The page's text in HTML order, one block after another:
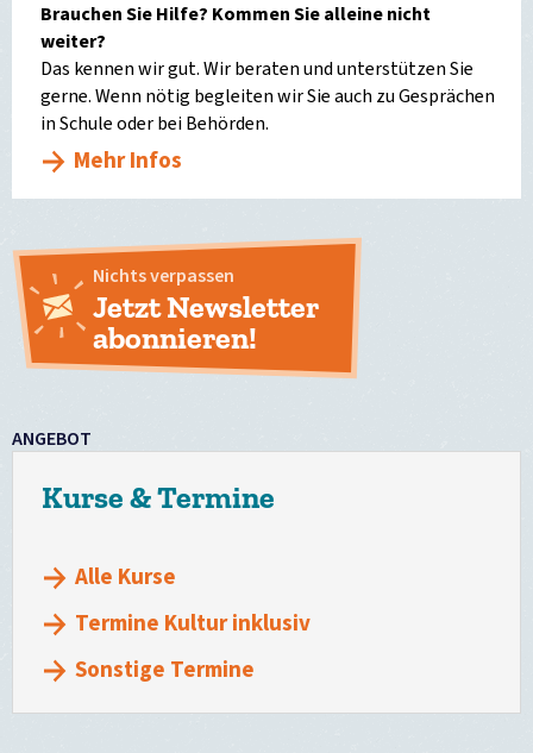
Brauchen Sie Hilfe? Kommen Sie alleine nicht
weiter?
Das kennen wir gut. Wir beraten und unterstützen Sie
gerne. Wenn nötig begleiten wir Sie auch zu Gesprächen
in Schule oder bei Behörden.
Mehr Infos
Nichts verpassen
Jetzt Newsletter
abonnieren!
ANGEBOT
Kurse & Termine
Alle Kurse
Termine Kultur inklusiv
Sonstige Termine